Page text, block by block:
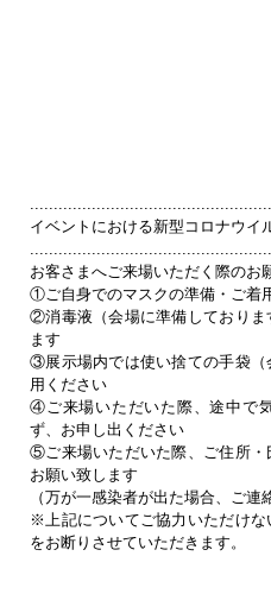
イベントにおける新型コロナウイ
お客さまへご来場いただく際のお
①ご自身でのマスクの準備・ご着
②消毒液（会場に準備しておりま
ます
③展示場内では使い捨ての手袋（
用ください
④ご来場いただいた際、途中で
ず、お申し出ください
⑤ご来場いただいた際、ご住所・
お願い致します
（万が一感染者が出た場合、ご連
※上記についてご協力いただけ
をお断りさせていただきます。